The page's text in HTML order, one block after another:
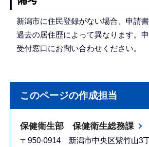
新潟市に住民登録がない場合、申請
過去の居住歴によって異なります。
受付窓口にお問い合わせください。
このページの作成担当
保健衛生部 保健衛生総務課
〒950-0914 新潟市中央区紫竹山3